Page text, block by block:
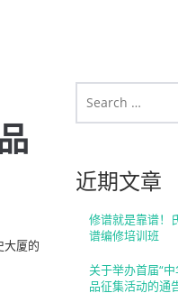
大厦的
近期文章
修谱就是靠谱！
谱编修培训班
关于举办首届“
品征集活动的通